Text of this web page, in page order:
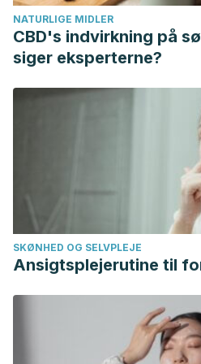
Cirugía Colorrectal. Recogido
http://
Hemorroides, Mayo Clinic.
https://www.mayoclinic.org/
conditions/hemorrhoids/
Hemorroides trombosadas,
https://myhealth.ucsd.edu/
NATURLIGE MIDLER
CBD's indvirkning på
siger eksperterne?
SKØNHED OG SELVPLEJE
Ansigtsplejerutine til